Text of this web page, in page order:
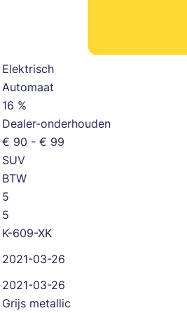
Elektrisch
Automaat
16 %
Dealer-onderhouden
€ 90 - € 99
SUV
BTW
5
5
K-609-XK
2021-03-26
2021-03-26
Grijs metallic